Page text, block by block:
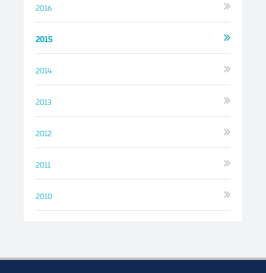
2016
2015
2014
2013
2012
2011
2010